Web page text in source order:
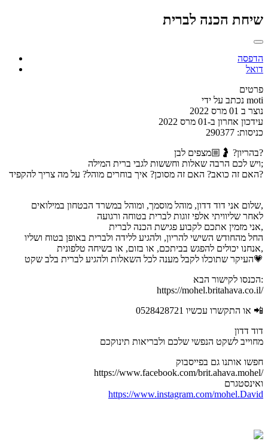
שיחת הכנה לברית
הדפסה
דואל
פרטים
moti
נוצר ב 01 מרס 2022
עידכון אחרון ב-01 מרס 2022
כניסות: 290377
בהריון? 🤰🏼מצפים לבן?
ויש לכם הרבה שאלות וחששות לגבי ברית המילה;
האם זה כואב? האם זה מסוכן? איך בוחרים מוהל? על מה צריך להקפיד?
שלום אני דוד דדון, מוהל מוסמך, ומוהל במשרד הבטחון במילואים,
לאחר שליוויתי אלפי זוגות לברית בטוחה ורגועה
אני מזמין אתכם לקבוע פגישת הכנה לברית,
החל מהחודש השישי להריון, ולהגיע ללידה ולברית באופן בטוח ושליו
אנחנו יכולים להפגש בביתכם, או בזום, או בשיחה טלפונית,
העיקר שתוכלו לקבל מענה לכל השאלות ולהגיע לברית בלב שקט💗
הכנסו לקישור הבא:
https://mohel.britahava.co.il/
או התקשרו עכשיו 0528428721 📲
דוד דדון
מחוייב לשקט הנפשי שלכם ולבריאות תינוקכם
חפשו אותנו גם בפייסבוק
https://www.facebook.com/brit.ahava.mohel/
ואינסטגרם
https://www.instagram.com/mohel.David